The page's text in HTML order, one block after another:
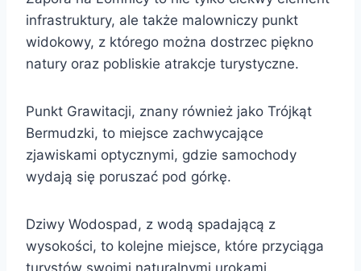
infrastruktury, ale także malowniczy punkt
widokowy, z którego można dostrzec piękno
natury oraz pobliskie atrakcje turystyczne.
Punkt Grawitacji, znany również jako Trójkąt
Bermudzki, to miejsce zachwycające
zjawiskami optycznymi, gdzie samochody
wydają się poruszać pod górkę.
Dziwy Wodospad, z wodą spadającą z
wysokości, to kolejne miejsce, które przyciąga
turystów swoimi naturalnymi urokami.